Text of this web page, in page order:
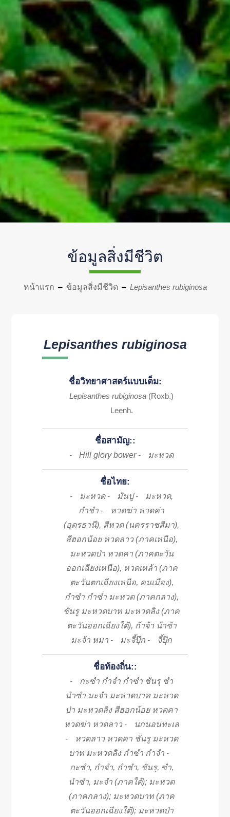
ข้อมูลสิ่งมีชีวิต
หน้าแรก ข้อมูลสิ่งมีชีวิต Lepisanthes rubiginosa
Lepisanthes rubiginosa
ชื่อวิทยาศาสตร์แบบเต็ม:
Lepisanthes rubiginosa (Roxb.)
Leenh.
ชื่อสามัญ::
- Hill glory bower - มะหวด
ชื่อไทย:
- มะหวด - มันปู-
มะหวด,
กำชำ -
หวดฆ่า หวดค่า
(อุดรธานี), สีหวด (นครราชสีมา),
สีฮอกน้อย หวดลาว (ภาคเหนือ),
มะหวดป่า หวดคา (ภาคตะวัน
ออกเฉียงเหนือ), หวดเหล้า (ภาค
ตะวันตกเฉียงเหนือ, คนเมือง),
กำซำ กำซ่ำ มะหวด (ภาคกลาง),
ชันรู มะหวดบาท มะหวดลิง (ภาค
ตะวันออกเฉียงใต้), ก้าจ้า น้าซ้า
มะจ้า หมา - มะจี้ปุ๊ก - จี้ปุ๊ก
ชื่อท้องถิ่น::
-
กะซำ กำจำ กำซำ ชันรุ ซำ
นำซำ มะจำ มะหวดบาท มะหวด
ป่า มะหวดลิง สีฮอกน้อย หวดคา
หวดฆ่า หวดลาว - นกนอนทะเล
-
หวดลาว หวดคา ชันรู มะหวด
บาท มะหวดลิง กำซำ กำจำ -
กะซำ, กำจำ, กำซำ, ชันรุ, ซำ,
นำซำ, มะจำ (ภาคใต้); มะหวด
(ภาคกลาง); มะหวดบาท (ภาค
ตะวันออกเฉียงใต้); มะหวดป่า